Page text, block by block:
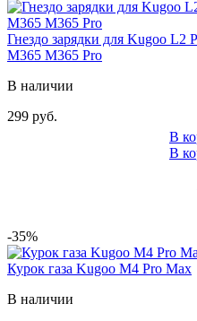
Гнездо зарядки для Kugoo L2
M365 M365 Pro
В наличии
299 руб.
В
В
-35%
Курок газа Kugoo M4 Pro Max
В наличии